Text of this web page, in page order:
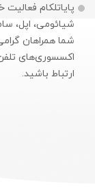
پایاتلکام
شیائومی، اپل،
شما همراهان
اکسسوری‌های تلفن
ارتباط باشید.